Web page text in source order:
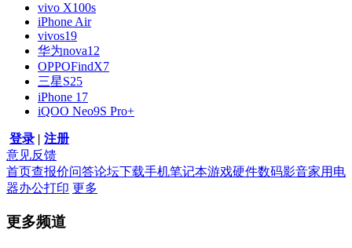
vivo X100s
iPhone Air
vivos19
华为nova12
OPPOFindX7
三星S25
iPhone 17
iQOO Neo9S Pro+
登录 | 注册
意见反馈
首页查报价问答论坛下载手机笔记本游戏硬件数码影音家用电
器办公打印 更多
更多频道